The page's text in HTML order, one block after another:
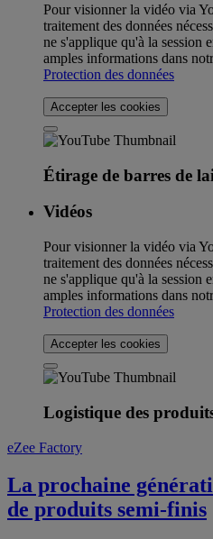
Pour visionner la vidéo via
traitement des données
ne s'applique qu'à la session
amples informations dans
Protection des données
Accepter les cookies
Étirage de barres de
Vidéos
Pour visionner la vidéo via
traitement des données
ne s'applique qu'à la session
amples informations dans
Protection des données
Accepter les cookies
Logistique des
eZee Factory
La prochaine
de produits semi-finis